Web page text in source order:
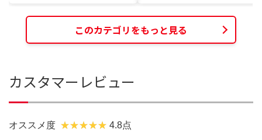
このカテゴリをもっと見る
カスタマーレビュー
オススメ度 4.8点